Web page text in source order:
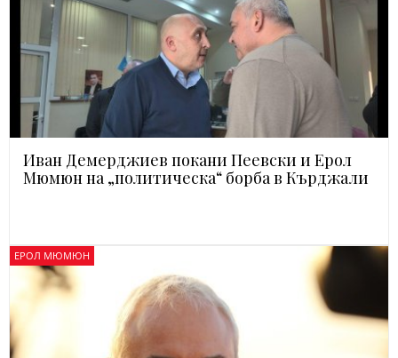
Иван Демерджиев покани Пеевски и Ерол
Мюмюн на „политическа“ борба в Кърджали
ЕРОЛ МЮМЮН